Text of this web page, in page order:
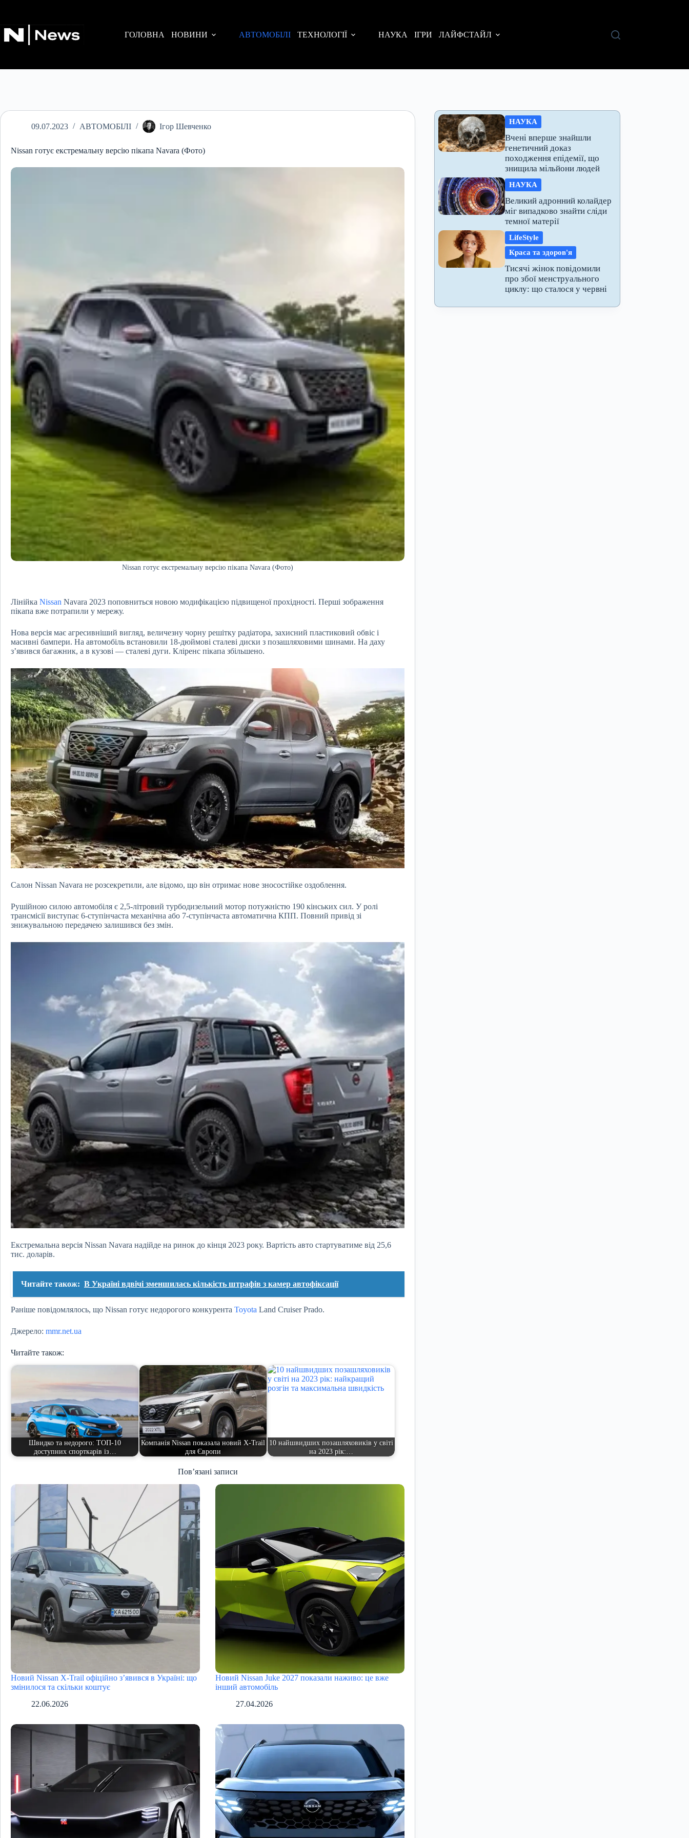
ГОЛОВНА
НОВИНИ АВТОМОБІЛІ ТЕХНОЛОГІЇ НАУКА ІГРИ ЛАЙФСТАЙЛ
09.07.2023 АВТОМОБІЛІ Ігор Шевченко
Nissan готує екстремальну версію пікапа Navara (Фото)
Nissan готує екстремальну версію пікапа Navara (Фото)
Лінійка Nissan Navara 2023 поповниться новою модифікацією підвищеної прохідності. Перші зображення
пікапа вже потрапили у мережу.
Нова версія має агресивніший вигляд, величезну чорну решітку радіатора, захисний пластиковий обвіс і
масивні бампери. На автомобіль встановили 18-дюймові сталеві диски з позашляховими шинами. На даху
з’явився багажник, а в кузові — сталеві дуги. Кліренс пікапа збільшено.
Салон Nissan Navara не розсекретили, але відомо, що він отримає нове зносостійке оздоблення.
Рушійною силою автомобіля є 2,5-літровий турбодизельний мотор потужністю 190 кінських сил. У ролі
трансмісії виступає 6-ступінчаста механічна або 7-ступінчаста автоматична КПП. Повний привід зі
знижувальною передачею залишився без змін.
Екстремальна версія Nissan Navara надійде на ринок до кінця 2023 року. Вартість авто стартуватиме від 25,6
тис. доларів.
Читайте також: В Україні вдвічі зменшилась кількість штрафів з камер автофіксації
Раніше повідомлялось, що Nissan готує недорогого конкурента Toyota Land Cruiser Prado.
Джерело: mmr.net.ua
Читайте також:
Швидко та недорого: ТОП-10
доступних спорткарів із…
Компанія Nissan показала новий X-Trail
для Європи
10 найшвидших позашляховиків у світі
на 2023 рік:…
Пов’язані записи
Новий Nissan X-Trail офіційно з’явився в Україні: що
змінилося та скільки коштує
22.06.2026
Новий Nissan Juke 2027 показали наживо: це вже
інший автомобіль
27.04.2026
НАУКА
Вчені вперше знайшли
генетичний доказ
походження епідемії, що
знищила мільйони людей
НАУКА
Великий адронний колайдер
міг випадково знайти сліди
темної матерії
LifeStyle
Краса та здоров'я
Тисячі жінок повідомили
про збої менструального
циклу: що сталося у червні